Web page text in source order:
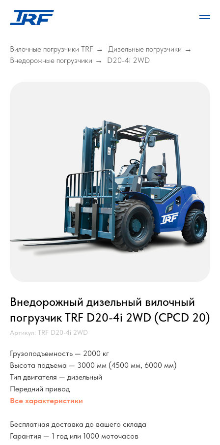
Вилочные погрузчики TRF → Дизельные погрузчики →
Внедорожные погрузчики → D20-4i 2WD
Внедорожный дизельный вилочный
погрузчик TRF D20-4i 2WD (CPCD 20)
Артикул: TRF D20-4i 2WD
Грузоподъемность — 2000 кг
Высота подъема — 3000 мм (4500 мм, 6000 мм)
Тип двигателя — дизельный
Передний привод
Все характеристики
Бесплатная доставка до вашего склада
Гарантия — 1 год или 1000 моточасов